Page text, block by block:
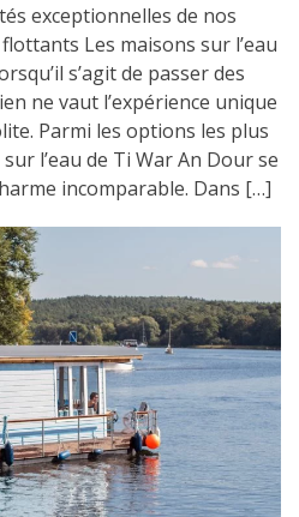
exceptionnelles de nos
Les maisons sur l’eau
s’agit de passer des
ne vaut l’expérience unique
Parmi les options les plus
l’eau de Ti War An Dour se
incomparable. Dans […]